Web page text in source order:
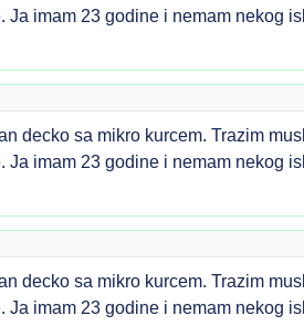
imam 23 godine i nemam nekog
decko sa mikro kurcem. Trazim
imam 23 godine i nemam nekog
decko sa mikro kurcem. Trazim
imam 23 godine i nemam nekog